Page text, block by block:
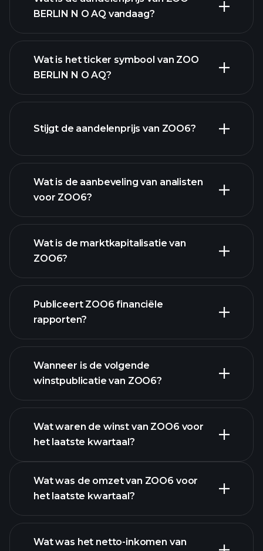
BERLIN N O AQ vandaag?
Wat is het ticker symbool van ZOO
BERLIN N O AQ?
Stijgt de aandelenprijs van ZOO6?
ZOO6
grafiek.
Wat is de aanbeveling van analisten
voor ZOO6?
Wat is de marktkapitalisatie van
ZOO6?
onze lijst van aandelen
Publiceert ZOO6 financiële
rapporten?
ZOO6 financiële gegevens
Wanneer is de volgende
winstpublicatie van ZOO6?
Wat waren de winst van ZOO6 voor
het laatste kwartaal?
Wat was de omzet van ZOO6 voor
het laatste kwartaal?
Wat was het netto-inkomen van